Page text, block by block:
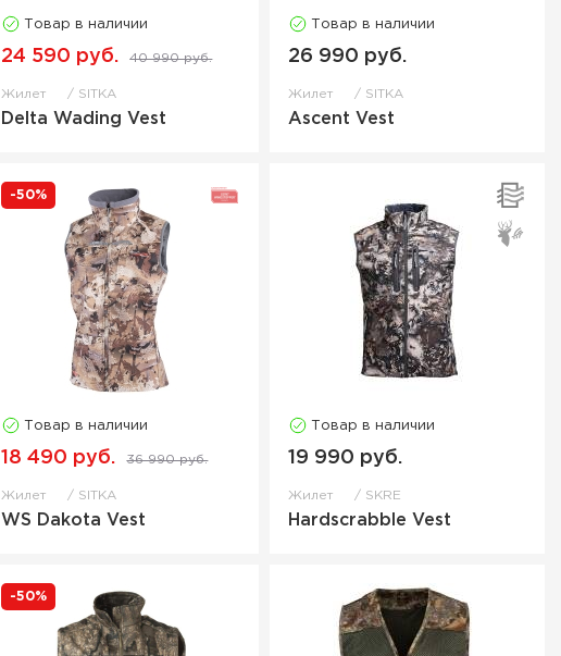
Товар в наличии
24 590 руб. 40 990 руб.
Жилет SITKA
Delta Wading Vest
Товар в наличии
26 990 руб.
Жилет SITKA
Ascent Vest
-50%
Товар в наличии
18 490 руб. 36 990 руб.
Жилет SITKA
WS Dakota Vest
Товар в наличии
19 990 руб.
Жилет SKRE
Hardscrabble Vest
-50%